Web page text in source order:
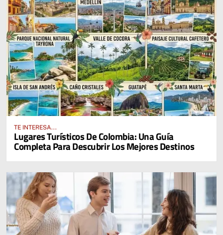
TE INTERESA...
Lugares Turísticos De Colombia: Una Guía
Completa Para Descubrir Los Mejores Destinos